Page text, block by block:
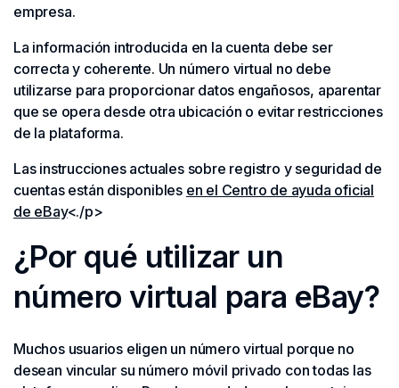
empresa.
La información introducida en la cuenta debe ser
correcta y coherente. Un número virtual no debe
utilizarse para proporcionar datos engañosos, aparentar
que se opera desde otra ubicación o evitar restricciones
de la plataforma.
Las instrucciones actuales sobre registro y seguridad de
cuentas están disponibles en el Centro de ayuda oficial
de eBay<./p>
¿Por qué utilizar un
número virtual para eBay?
Muchos usuarios eligen un número virtual porque no
desean vincular su número móvil privado con todas las